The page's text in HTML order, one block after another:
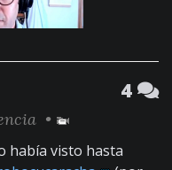
4
•
había visto hasta